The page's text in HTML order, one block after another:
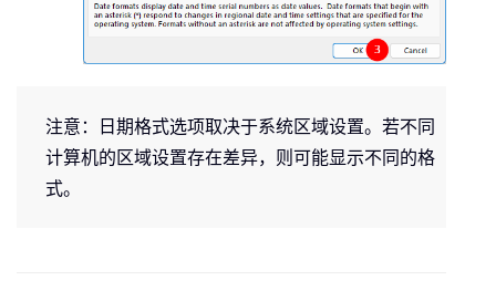
注意：日期格式选项取决于系统区域设置。若不同
计算机的区域设置存在差异，则可能显示不同的格
式。